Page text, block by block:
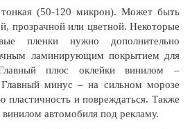
тонкая (50-120 микрон). Может быть
прозрачной или цветной. Некоторые
пленки нужно дополнительно
ламинирующим покрытием для
Главный плюс оклейки винилом –
минус – на сильном морозе
пластичность и повреждаться. Также
автомобиля под рекламу.